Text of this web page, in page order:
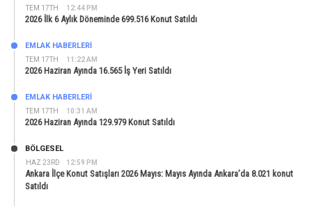
TEM 17TH 12:44 PM
2026 İlk 6 Aylık Döneminde 699.516 Konut Satıldı
TEM 17TH 11:22 AM
EMLAK HABERLERI
2026 Haziran Ayında 16.565 İş Yeri Satıldı
TEM 17TH 10:31 AM
EMLAK HABERLERI
2026 Haziran Ayında 129.979 Konut Satıldı
HAZ 23RD 12:59 PM
BÖLGESEL
Ankara İlçe Konut Satışları 2026 Mayıs: Mayıs Ayında Ankara’da 8.021 konut
Satıldı